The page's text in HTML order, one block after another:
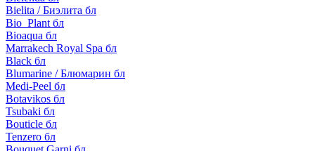
Bielita / Биэлита бл
Bio_Plant бл
Bioaqua бл
Marrakech Royal Spa бл
Black бл
Blumarine / Блюмарин бл
Medi-Peel бл
Botavikos бл
Tsubaki бл
Bouticle бл
Tenzero бл